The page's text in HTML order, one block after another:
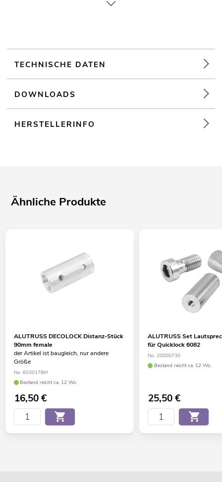
und Ladenbau; Installation; Bühne
TECHNISCHE DATEN
DOWNLOADS
HERSTELLERINFO
Ähnliche Produkte
ALUTRUSS DECOLOCK Distanz-Stück
90mm female
der Artikel ist baugleich, nur andere
Größe
No. 6030178M
Bestand reicht ca. 12 Wo.
16,50€
ALUTRUSS Set
für Quicklock 6082
No. 20000730
Bestand reicht ca. 12 Wo.
25,50€